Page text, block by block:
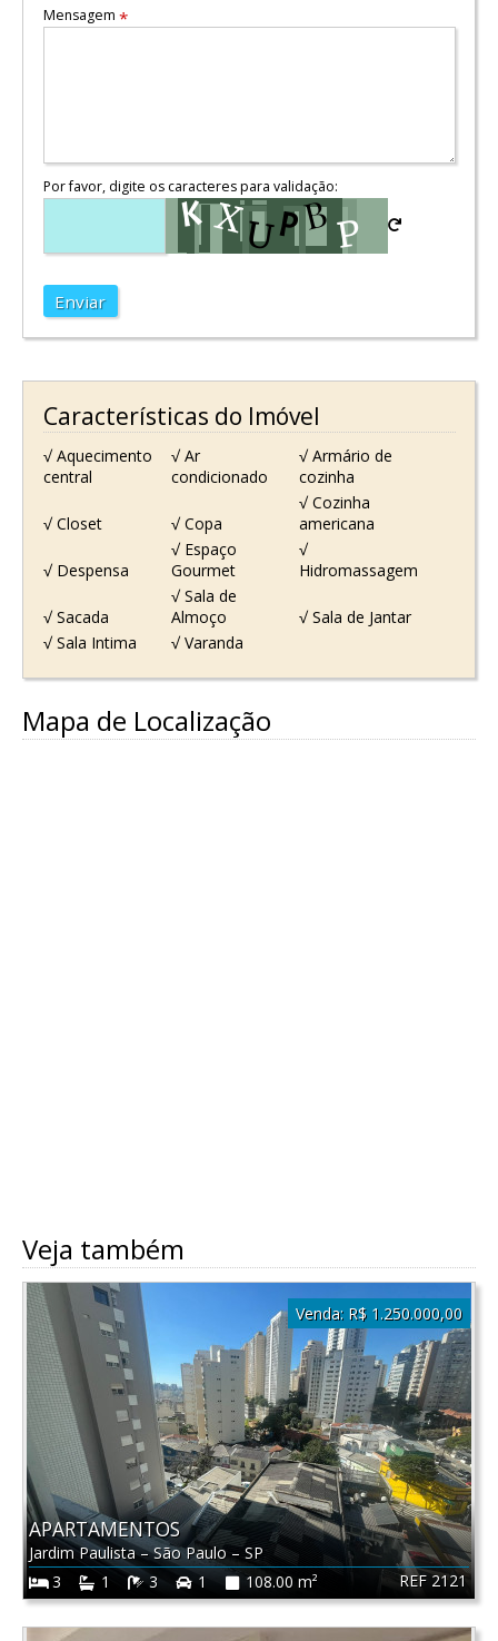
Mensagem *
Por favor, digite os caracteres para validação:
Enviar
Características do Imóvel
√ Aquecimento
central
√ Ar
condicionado
√ Armário de
cozinha
√ Closet √ Copa
√ Cozinha
americana
√ Despensa
√ Espaço
Gourmet
√
Hidromassagem
√ Sacada
√ Sala de
Almoço
√ Sala de Jantar
√ Sala Intima
√ Varanda
Mapa de Localização
Veja também
REF 2121
APARTAMENTOS
Jardim Paulista–São Paulo –SP
3
1 3 1 108.00 m²
Venda: R$ 1.250.000,00